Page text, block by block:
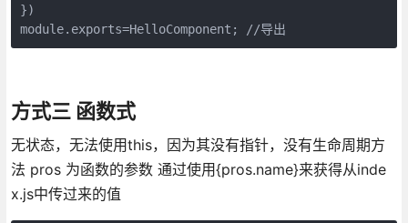
})
module.exports=HelloComponent; //导出
方式三 函数式
无状态，无法使用this，因为其没有指针，没有生命周期方
法 pros 为函数的参数 通过使用{pros.name}来获得从inde
x.js中传过来的值